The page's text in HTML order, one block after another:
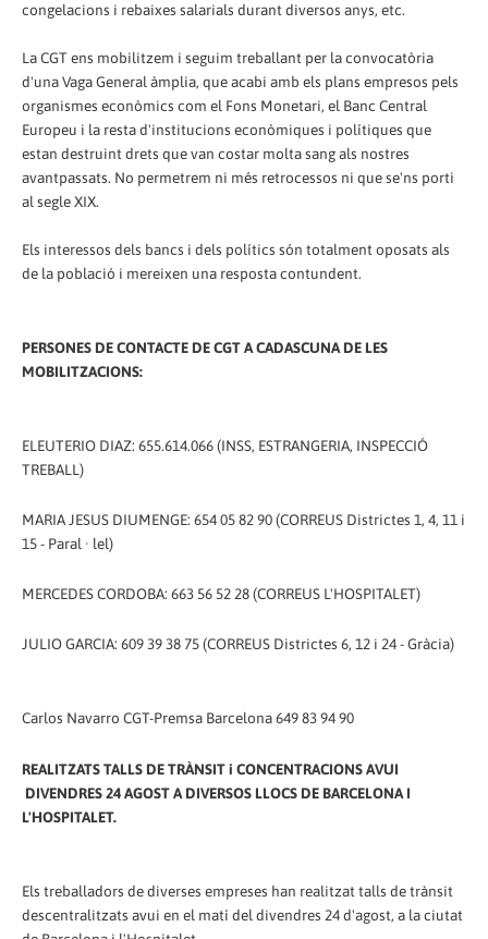
congelacions i rebaixes salarials durant diversos anys, etc.
La CGT ens mobilitzem i seguim treballant per la convocatòria
d'una Vaga General àmplia, que acabi amb els plans empresos pels
organismes econòmics com el Fons Monetari, el Banc Central
Europeu i la resta d'institucions econòmiques i polítiques que
estan destruint drets que van costar molta sang als nostres
avantpassats. No permetrem ni més retrocessos ni que se'ns porti
al segle XIX.
Els interessos dels bancs i dels polítics són totalment oposats als
de la població i mereixen una resposta contundent.
PERSONES DE CONTACTE DE CGT A CADASCUNA DE LES
MOBILITZACIONS:
ELEUTERIO DIAZ: 655.614.066 (INSS, ESTRANGERIA, INSPECCIÓ
TREBALL)
MARIA JESUS ​​DIUMENGE: 654 05 82 90 (CORREUS Districtes 1, 4, 11 i
15 - Paral · lel)
MERCEDES CORDOBA: 663 56 52 28 (CORREUS L'HOSPITALET)
JULIO GARCIA: 609 39 38 75 (CORREUS Districtes 6, 12 i 24 - Gràcia)
Carlos Navarro CGT-Premsa Barcelona 649 83 94 90
REALITZATS TALLS DE TRÀNSIT i CONCENTRACIONS AVUI
DIVENDRES 24 AGOST A DIVERSOS LLOCS DE BARCELONA I
L'HOSPITALET.
Els treballadors de diverses empreses han realitzat talls de trànsit
descentralitzats avui en el matí del divendres 24 d'agost, a la ciutat